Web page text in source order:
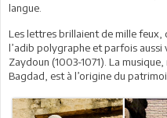
langue.
Les lettres brillaient de mille feux,
l’adib polygraphe et parfois
Zaydoun (1003-1071). La
Bagdad, est à l’origine du